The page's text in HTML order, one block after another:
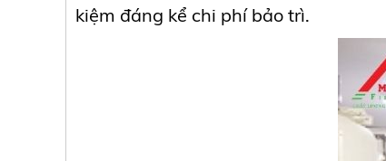
kiệm đáng kể chi phí bảo trì.